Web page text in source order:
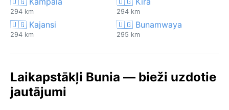
294 km 294 km
🇺🇬 Kajansi
294 km
🇺🇬 Bunamwaya
295 km
Laikapstākļi Bunia — bieži uzdotie
jautājumi